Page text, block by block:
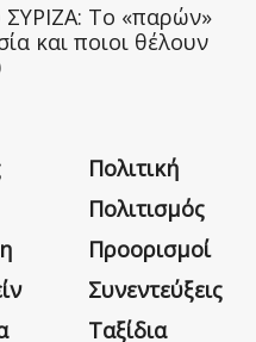
Το «παρών»
και ποιοι θέλουν
Πολιτική
Πολιτισμός
Προορισμοί
Συνεντεύξεις
Ταξίδια